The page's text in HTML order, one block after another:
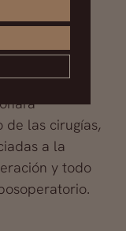
de las cirugías,
a la
y todo